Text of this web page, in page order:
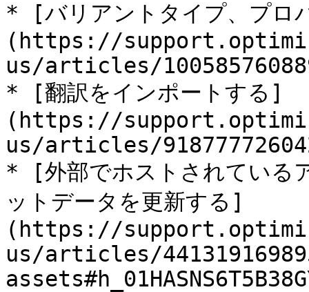
* [バリアントタイプ、プロ
(https://
us/articles/
* [翻訳をインポートする]
(https://
us/articles/
* [外部でホストされている
ットデータを更新する]
(https://
us/articles/